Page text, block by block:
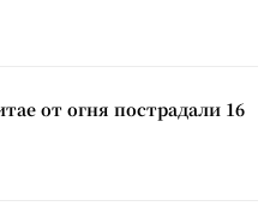
от огня пострадали 16